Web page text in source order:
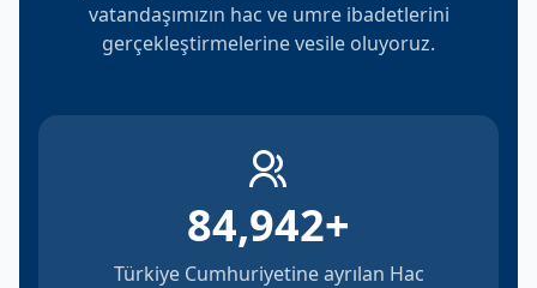
vatandaşımızın hac ve umre ibadetlerini
gerçekleştirmelerine vesile oluyoruz.
84,942+
Türkiye Cumhuriyetine ayrılan Hac